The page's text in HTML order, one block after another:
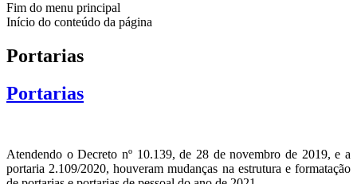
Fim do menu principal
Início do conteúdo da página
Portarias
Portarias
Atendendo o Decreto nº 10.139, de 28 de novembro de 2019, e a
portaria 2.109/2020, houveram mudanças na estrutura e formatação